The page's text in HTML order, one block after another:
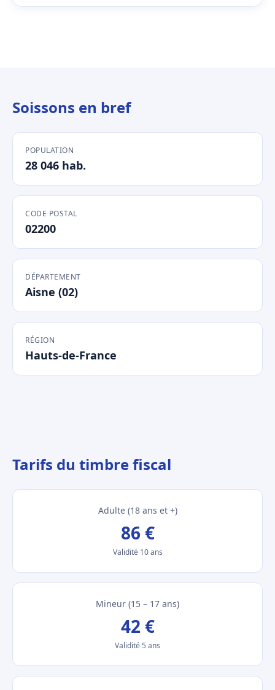
Soissons en bref
POPULATION
28 046 hab.
CODE POSTAL
02200
DÉPARTEMENT
Aisne (02)
RÉGION
Hauts-de-France
Tarifs du timbre fiscal
Adulte (18 ans et +)
86 €
Validité 10 ans
Mineur (15 – 17 ans)
42 €
Validité 5 ans